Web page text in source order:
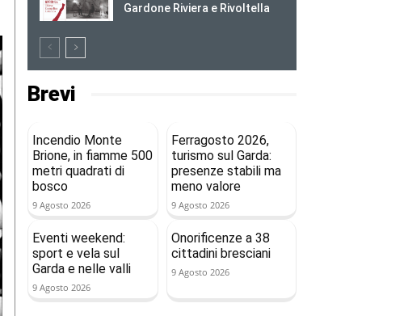
Gardone Riviera e Rivoltella
Brevi
Incendio Monte
Brione, in fiamme 500
metri quadrati di
bosco
9 Agosto 2026
Ferragosto 2026,
turismo sul Garda:
presenze stabili ma
meno valore
9 Agosto 2026
Eventi weekend:
sport e vela sul
Garda e nelle valli
9 Agosto 2026
Onorificenze a 38
cittadini bresciani
9 Agosto 2026